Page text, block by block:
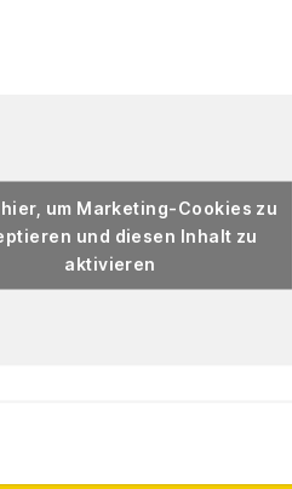
um Marketing-Cookies zu
und diesen Inhalt zu
aktivieren